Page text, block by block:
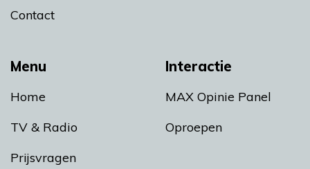
Menu
Home
TV & Radio
Prijsvragen
Interactie
MAX Opinie Panel
Oproepen
Contact